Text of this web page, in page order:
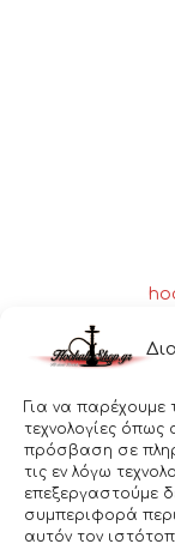
Για να παρέχουμε
τεχνολογίες όπως
πρόσβαση σε
τις εν λόγω
επεξεργαστούμε
συμπεριφορά
αυτόν τον